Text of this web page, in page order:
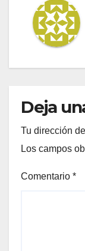
Deja
Tu dirección
Los campos
Comentario *